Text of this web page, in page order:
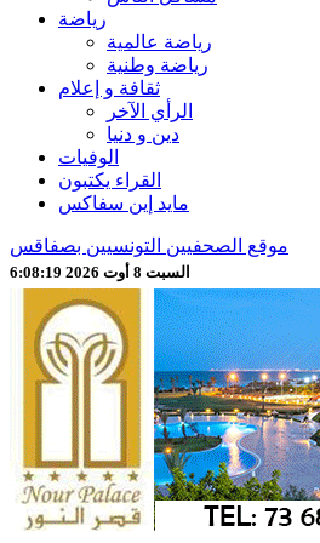
رياضة
رياضة عالمية
رياضة وطنية
ثقافة و إعلام
الرأي الآخر
دين و دنيا
الوفيات
القراء يكتبون
مايد إين سفاكس
موقع الصحفيين التونسيين بصفاقس
السبت 8 أوت 2026 6:08:21